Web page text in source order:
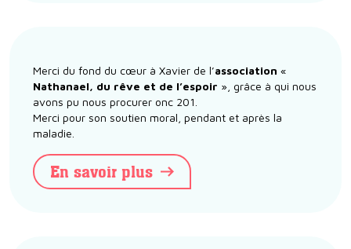
Merci du fond du cœur à Xavier de l’association «
Nathanael, du rêve et de l’espoir », grâce à qui nous
avons pu nous procurer onc 201.
Merci pour son soutien moral, pendant et après la
maladie.
En savoir plus